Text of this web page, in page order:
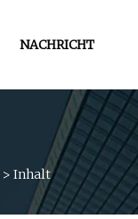
NACHRICHT
> Inhalt